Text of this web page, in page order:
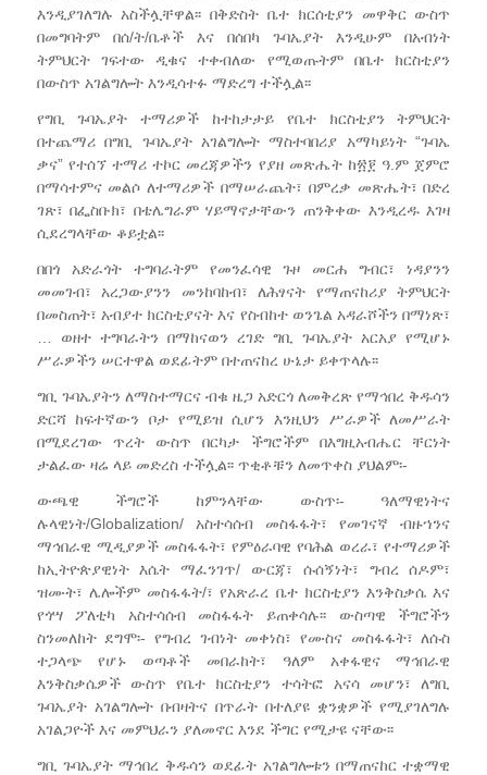
እንዲያገለግሉ አስችሏቸዋል፡፡ በቅድስት ቤተ ክርሰቲያን መዋቅር ውስጥ
በመግባትም በሰ/ት/ቤቶች እና በሰበካ ጉባኤያት እንዲሁም በአብነት
ትምህርት ገፍተው ዲቁና ተቀብለው የሚወጡትም በቤተ ክርስቲያን
በውስጥ አገልግሎት እንዲሳተፉ ማድረግ ተችሏል፡፡
የግቢ ጉባኤያት ተማሪዎች ከተከታታይ የቤተ ክርስቲያን ትምህርት
በተጨማሪ በግቢ ጉባኤያት አገልግሎት ማስተባበሪያ አማካይነት “ጉባኤ
ቃና” የተሰኘ ተማሪ ተኮር መረጃዎችን የያዘ መጽሔት ከ፳፻ ዓ.ም ጀምሮ
በማሳተምና መልሶ ለተማሪዎች በማሠራጨት፣ በምረቃ መጽሔት፣ በድረ
ገጽ፣ በፌስቡክ፣ በቴሌግራም ሃይማኖታቸውን ጠንቅቀው እንዲረዱ እገዛ
ሲደረግላቸው ቆይቷል፡፡
በበጎ አድራጎት ተግባራትም የመንፈሳዊ ጉዞ መርሐ ግብር፣ ነዳያንን
መመገብ፣ አረጋውያንን መንከባከብ፣ ለሕፃናት የማጠናከሪያ ትምህርት
በመስጠት፣ አብያተ ክርስቲያናት እና የስብከተ ወንጌል አዳራሾችን በማነጽ፣
… ወዘተ ተግባራትን በማከናወን ረገድ ግቢ ጉባኤያት አርአያ የሚሆኑ
ሥራዎችን ሠርተዋል ወደፊትም በተጠናከረ ሁኔታ ይቀጥላሉ፡፡
ግቢ ጉባኤያትን ለማስተማርና ብቁ ዜጋ አድርጎ ለመቅረጽ የማኅበረ ቅዱሳን
ድርሻ ከፍተኛውን ቦታ የሚይዝ ሲሆን እንዚህን ሥራዎች ለመሥራት
በሚደረገው ጥረት ውስጥ በርካታ ችግሮችም በእግዚአብሔር ቸርነት
ታልፈው ዛሬ ላይ መድረስ ተችሏል፡፡ ጥቂቶቹን ለመጥቀስ ያህልም፡-
ውጫዊ ችግሮች ከምንላቸው ውስጥ፡- ዓለማዊነትና
ሉላዊነት/Globalization/ አስተሳሰብ መስፋፋት፣ የመገናኛ ብዙኀንና
ማኅበራዊ ሚዲያዎች መስፋፋት፣ የምዕራባዊ የባሕል ወረራ፣ የተማሪዎች
ከኢትዮጵያዊነት እሴት ማፈንገጥ/ ውርጃ፣ ሱሰኝነት፣ ግብረ ሰዶም፣
ዝሙት፣ ሌሎችም መስፋፋት/፣ የአጽራረ ቤተ ክርስቲያን እንቅስቃሴ እና
የጎሣ ፖለቲካ አስተሳሰብ መስፋፋት ይጠቀሳሉ፡፡ ውስጣዊ ችግሮችን
ስንመለከት ደግሞ፡- የግብረ ገብነት መቀነስ፣ የሙስና መስፋፋት፣ ለሱስ
ተጋላጭ የሆኑ ወጣቶች መበራከት፣ ዓለም አቀፋዊና ማኅበራዊ
እንቅስቃሴዎች ውስጥ የቤተ ክርስቲያን ተሳትፎ አናሳ መሆን፣ ለግቢ
ጉባኤያት አገልግሎት በብዛትና በጥራት በተለያዩ ቋንቋዎች የሚያገለግሉ
አገልጋዮች እና መምህራን ያለመኖር እንደ ችግር የሚታዩ ናቸው፡፡
ግቢ ጉባኤያት ማኅበረ ቅዱሳን ወደፊት አገልግሎቱን በማጠናከር ተቋማዊ